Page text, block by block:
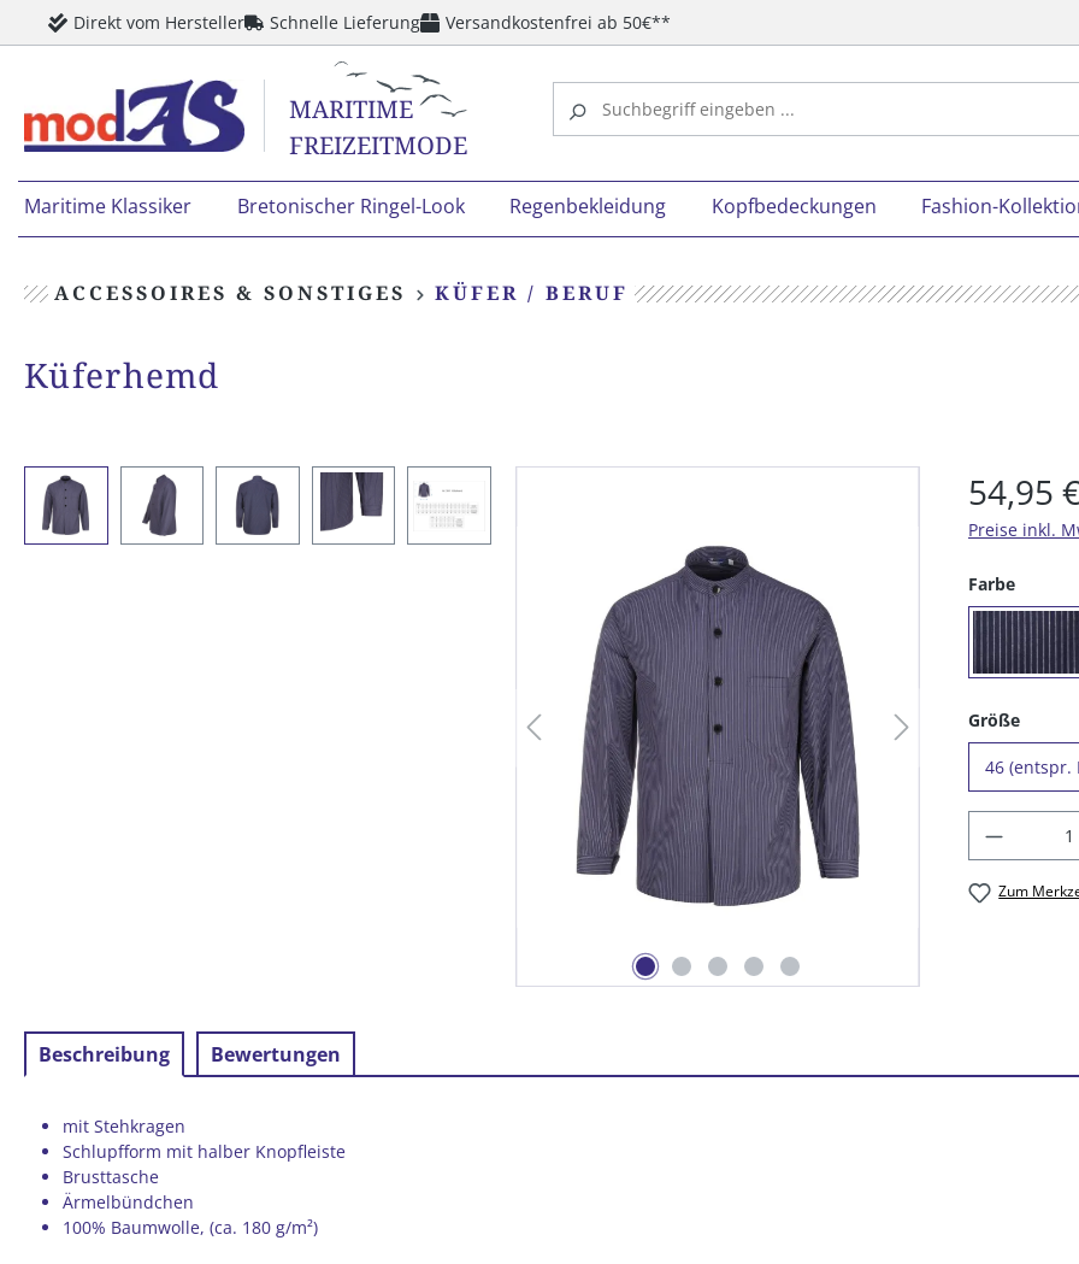
Zur Hauptnavigation springen
Direkt vom Hersteller Schnelle Lieferung Versandkostenfrei ab 50€**
MARITIME
FREIZEITMODE
Maritime Klassiker Bretonischer Ringel-Look Regenbekleidung Kopfbedeckungen Fashion-
ACCESSOIRES & SONSTIGES KÜFER / BERUF
Küferhemd
Bildergalerie überspringen 54,95
Preise inkl.
Farbe
Größe
Zum
Beschreibung Bewertungen
mit Stehkragen
Schlupfform mit halber Knopfleiste
Brusttasche
Ärmelbündchen
100% Baumwolle, (ca. 180 g/m²)